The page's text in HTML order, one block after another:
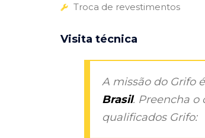
Troca de revestimentos
Visita técnica
A missão do Grifo
Brasil. Preencha o
qualificados Grifo: